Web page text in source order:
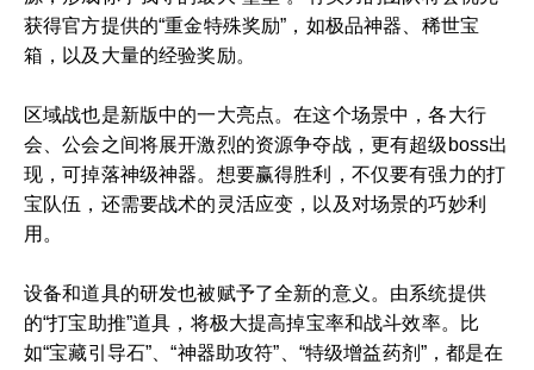
获得官方提供的“重金特殊奖励”，如极品神器、稀世宝
箱，以及大量的经验奖励。
区域战也是新版中的一大亮点。在这个场景中，各大行
会、公会之间将展开激烈的资源争夺战，更有超级boss出
现，可掉落神级神器。想要赢得胜利，不仅要有强力的打
宝队伍，还需要战术的灵活应变，以及对场景的巧妙利
用。
设备和道具的研发也被赋予了全新的意义。由系统提供
的“打宝助推”道具，将极大提高掉宝率和战斗效率。比
如“宝藏引导石”、“神器助攻符”、“特级增益药剂”，都是在